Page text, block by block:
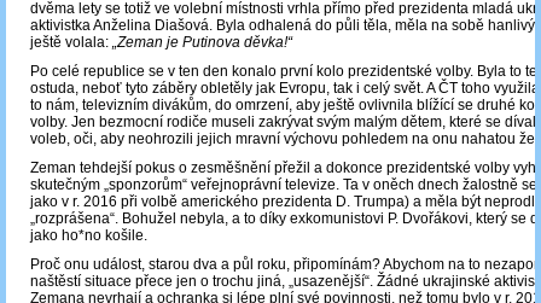
dvěma lety se totiž ve volební místnosti vrhla přímo před prezidenta mladá
aktivistka Anželina Diašová. Byla odhalená do půli těla, měla na sobě hanlivý
ještě volala: „Zeman je Putinova děvka!“
Po celé republice se v ten den konalo první kolo prezidentské volby. Byla to
ostuda, neboť tyto záběry obletěly jak Evropu, tak i celý svět. A ČT toho
to nám, televizním divákům, do omrzení, aby ještě ovlivnila blížící se druhé
volby. Jen bezmocní rodiče museli zakrývat svým malým dětem, které se
voleb, oči, aby neohrozili jejich mravní výchovu pohledem na onu nahatou
Zeman tehdejší pokus o zesměšnění přežil a dokonce prezidentské volby
skutečným „sponzorům“ veřejnoprávní televize. Ta v oněch dnech žalostně
jako v r. 2016 při volbě amerického prezidenta D. Trumpa) a měla být
„rozprášena“. Bohužel nebyla, a to díky exkomunistovi P. Dvořákovi, který se
jako ho*no košile.
Proč onu událost, starou dva a půl roku, připomínám? Abychom na to
naštěstí situace přece jen o trochu jiná, „usazenější“. Žádné ukrajinské
Zemana nevrhají a ochranka si lépe plní své povinnosti, než tomu bylo v r.